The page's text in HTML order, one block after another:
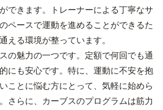
できます。トレーナーによる丁寧なサ
ペースで運動を進めることができるた
える環境が整っています。
の魅力の一つです。定額で何回でも通
にも安心です。特に、運動に不安を抱
ことに悩む方にとって、気軽に始めら
さらに、カーブスのプログラムは筋力